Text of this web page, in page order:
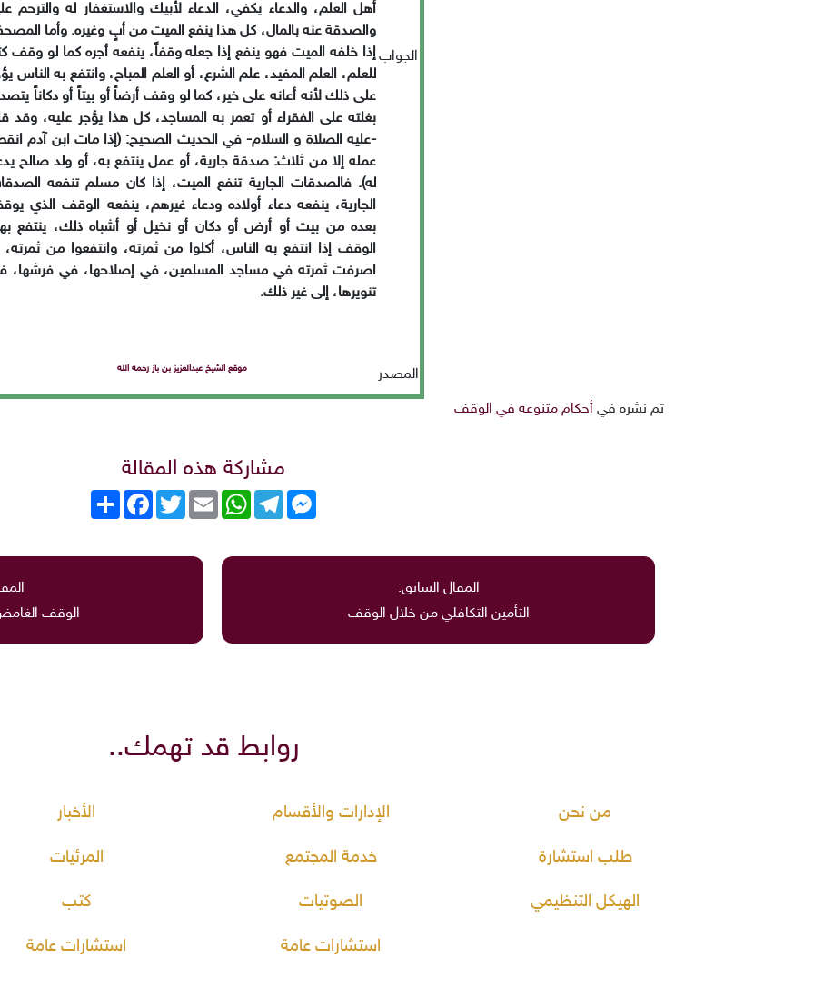
الجواب
أهل العلم، والدعاء يكفي، الدعاء لأبيك والاستغفار له والترحم
والصدقة عنه بالمال، كل هذا ينفع الميت من أبٍ وغيره. وأما
إذا خلفه الميت فهو ينفع إذا جعله وقفاً، ينفعه أجره كما لو وقف
للعلم، العلم المفيد، علم الشرع، أو العلم المباح، وانتفع به الناس
على ذلك لأنه أعانه على خير، كما لو وقف أرضاً أو بيتاً أو دكاناً
بغلته على الفقراء أو تعمر به المساجد، كل هذا يؤجر عليه، وقد
-عليه الصلاة و السلام- في الحديث الصحيح: (إذا مات ابن آدم
عمله إلا من ثلاث: صدقة جارية، أو عمل ينتفع به، أو ولد صالح
له). فالصدقات الجارية تنفع الميت، إذا كان مسلم تنفعه
الجارية، ينفعه دعاء أولاده ودعاء غيرهم، ينفعه الوقف الذي
بعده من بيت أو أرض أو دكان أو نخيل أو أشباه ذلك، ينتفع
الوقف إذا انتفع به الناس، أكلوا من ثمرته، وانتفعوا من ثمرته،
اصرفت ثمرته في مساجد المسلمين، في إصلاحها، في فرشها،
تنويرها، إلى غير ذلك.
المصدر موقع الشيخ عبدالعزيز بن باز رحمه الله
تم نشره في أحكام متنوعة في الوقف
مشاركة هذه المقالة
انشر
FacebookTwitterEmail
WhatsAppTelegram
Messenger
المقال السابق:
التأمين التكافلي من خلال الوقف
الوقف
روابط قد تهمك..
من نحن
طلب استشارة
الهيكل التنظيمي
الإدارات والأقسام
خدمة المجتمع
الصوتيات
استشارات عامة
الأخبار
المرئيات
كتب
استشارات عامة